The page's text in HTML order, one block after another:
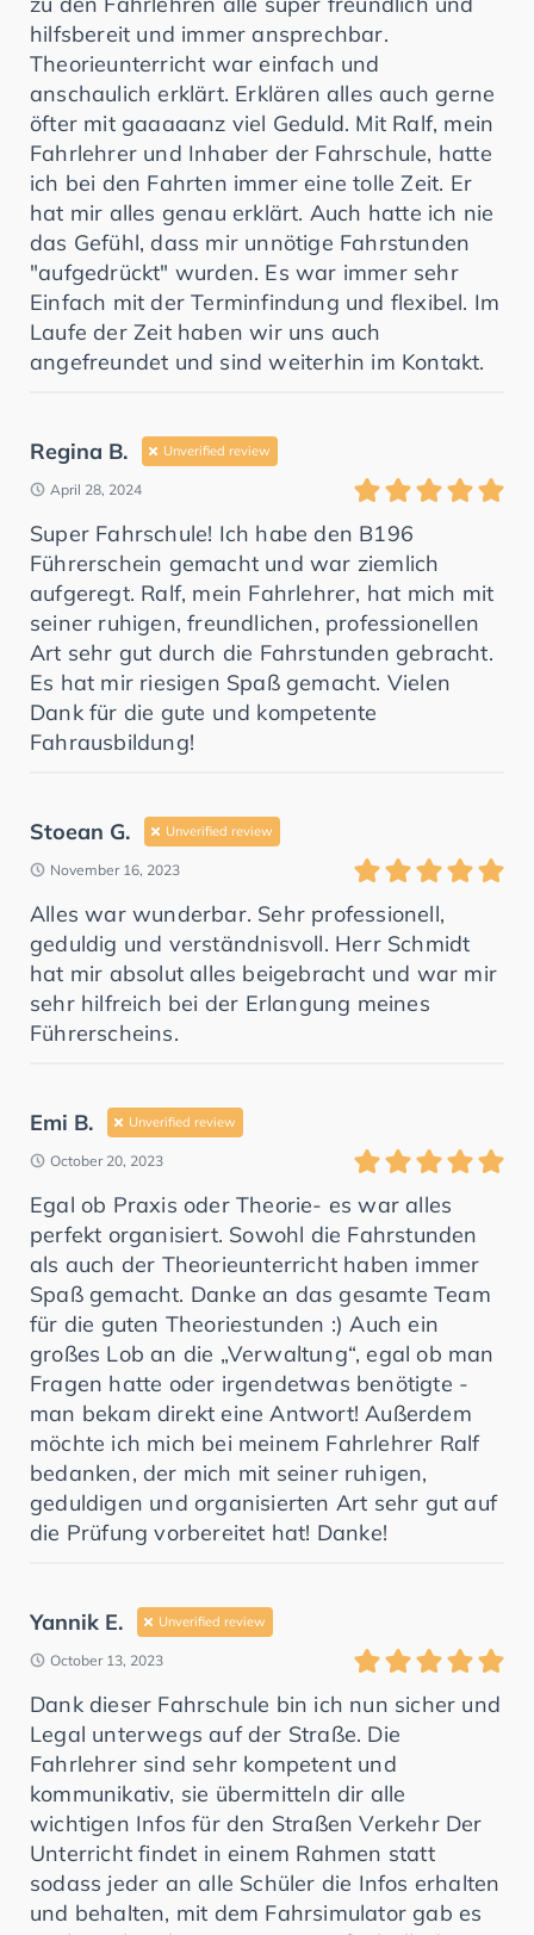
hilfsbereit und immer ansprechbar.
Theorieunterricht war einfach und
anschaulich erklärt. Erklären alles auch gerne
öfter mit gaaaaanz viel Geduld. Mit Ralf, mein
Fahrlehrer und Inhaber der Fahrschule, hatte
ich bei den Fahrten immer eine tolle Zeit. Er
hat mir alles genau erklärt. Auch hatte ich nie
das Gefühl, dass mir unnötige Fahrstunden
"aufgedrückt" wurden. Es war immer sehr
Einfach mit der Terminfindung und flexibel. Im
Laufe der Zeit haben wir uns auch
angefreundet und sind weiterhin im Kontakt.
Regina B. Unverified review
April 28, 2024
Super Fahrschule! Ich habe den B196
Führerschein gemacht und war ziemlich
aufgeregt. Ralf, mein Fahrlehrer, hat mich mit
seiner ruhigen, freundlichen, professionellen
Art sehr gut durch die Fahrstunden gebracht.
Es hat mir riesigen Spaß gemacht. Vielen
Dank für die gute und kompetente
Fahrausbildung!
Stoean G. Unverified review
November 16, 2023
Alles war wunderbar. Sehr professionell,
geduldig und verständnisvoll. Herr Schmidt
hat mir absolut alles beigebracht und war mir
sehr hilfreich bei der Erlangung meines
Führerscheins.
Emi B. Unverified review
October 20, 2023
Egal ob Praxis oder Theorie- es war alles
perfekt organisiert. Sowohl die Fahrstunden
als auch der Theorieunterricht haben immer
Spaß gemacht. Danke an das gesamte Team
für die guten Theoriestunden :) Auch ein
großes Lob an die „Verwaltung“, egal ob man
Fragen hatte oder irgendetwas benötigte -
man bekam direkt eine Antwort! Außerdem
möchte ich mich bei meinem Fahrlehrer Ralf
bedanken, der mich mit seiner ruhigen,
geduldigen und organisierten Art sehr gut auf
die Prüfung vorbereitet hat! Danke!
Yannik E. Unverified review
October 13, 2023
Dank dieser Fahrschule bin ich nun sicher und
Legal unterwegs auf der Straße. Die
Fahrlehrer sind sehr kompetent und
kommunikativ, sie übermitteln dir alle
wichtigen Infos für den Straßen Verkehr Der
Unterricht findet in einem Rahmen statt
sodass jeder an alle Schüler die Infos erhalten
und behalten, mit dem Fahrsimulator gab es